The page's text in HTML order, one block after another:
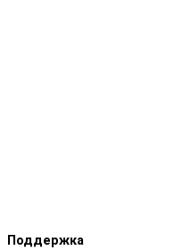
Поддержка